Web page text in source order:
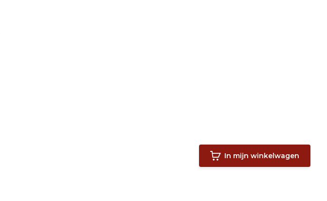
In mijn winkelwagen